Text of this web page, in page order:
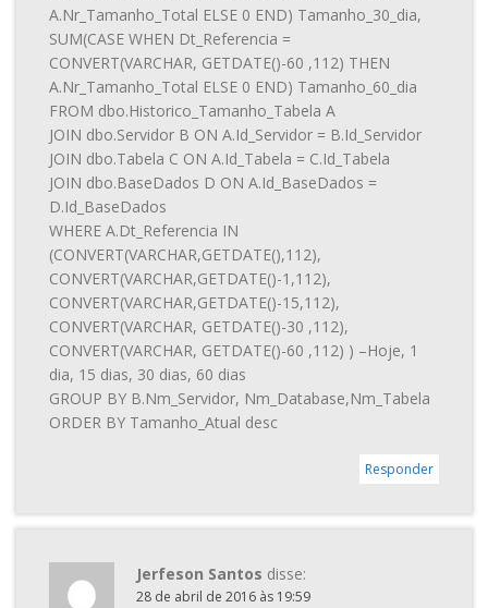
A.Nr_Tamanho_Total ELSE 0 END) Tamanho_30_dia,
SUM(CASE WHEN Dt_Referencia =
CONVERT(VARCHAR, GETDATE()-60 ,112) THEN
A.Nr_Tamanho_Total ELSE 0 END) Tamanho_60_dia
FROM dbo.Historico_Tamanho_Tabela A
JOIN dbo.Servidor B ON A.Id_Servidor = B.Id_Servidor
JOIN dbo.Tabela C ON A.Id_Tabela = C.Id_Tabela
JOIN dbo.BaseDados D ON A.Id_BaseDados =
D.Id_BaseDados
WHERE A.Dt_Referencia IN
(CONVERT(VARCHAR,GETDATE(),112),
CONVERT(VARCHAR,GETDATE()-1,112),
CONVERT(VARCHAR,GETDATE()-15,112),
CONVERT(VARCHAR, GETDATE()-30 ,112),
CONVERT(VARCHAR, GETDATE()-60 ,112) ) –Hoje, 1
dia, 15 dias, 30 dias, 60 dias
GROUP BY B.Nm_Servidor, Nm_Database,Nm_Tabela
ORDER BY Tamanho_Atual desc
Responder
Jerfeson Santos disse:
28 de abril de 2016 às 19:59